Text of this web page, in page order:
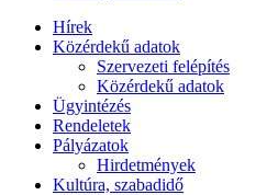
Hírek
Közérdekű adatok
Szervezeti felépítés
Közérdekű adatok
Ügyintézés
Rendeletek
Pályázatok
Hirdetmények
Kultúra, szabadidő